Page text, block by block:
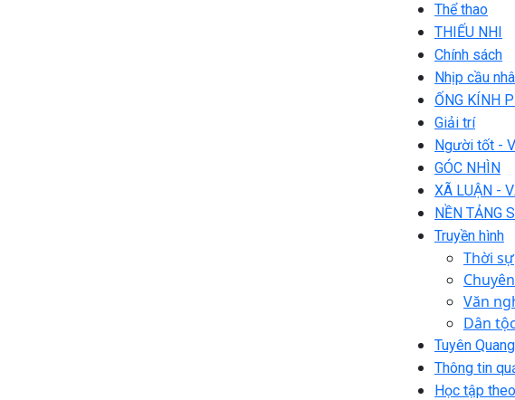
Thể thao
THIẾU NHI
Chính sách
Nhịp cầu
ỐNG KÍNH
Giải trí
Người tốt -
GÓC NHÌN
XÃ LUẬN -
NỀN TẢNG
Truyền hình
Thời sự
Văn
Dân tộc
Tuyên
Thông tin
Học tập